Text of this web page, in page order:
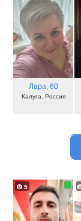
Лара, 60
Калуга, Россия
5